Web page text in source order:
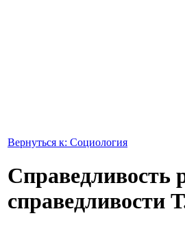
Вернуться к: Социология
Справедливость
справедливости